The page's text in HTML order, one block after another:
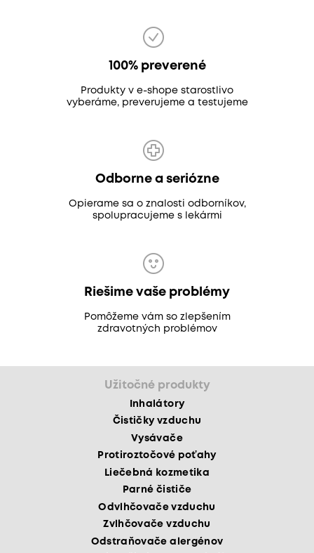
100% preverené
Produkty v e-shope starostlivo
vyberáme, preverujeme a testujeme
Odborne a seriózne
Opierame sa o znalosti odborníkov,
spolupracujeme s lekármi
Riešime vaše problémy
Pomôžeme vám so zlepšením
zdravotných problémov
Užitočné produkty
Inhalátory
Čističky vzduchu
Vysávače
Protiroztočové poťahy
Liečebná kozmetika
Parné čističe
Odvlhčovače vzduchu
Zvlhčovače vzduchu
Odstraňovače alergénov